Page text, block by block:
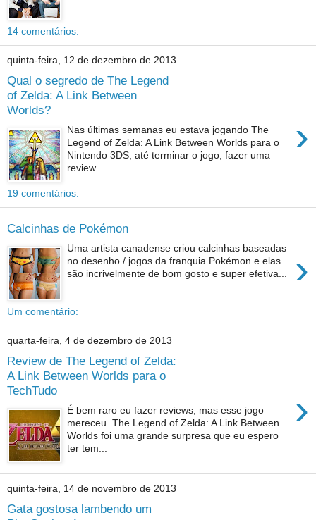
14 comentários:
quinta-feira, 12 de dezembro de 2013
Qual o segredo de The Legend
of Zelda: A Link Between
Worlds?
›
Nas últimas semanas eu estava jogando The
Legend of Zelda: A Link Between Worlds para o
Nintendo 3DS, até terminar o jogo, fazer uma
review ...
19 comentários:
Calcinhas de Pokémon
›
Uma artista canadense criou calcinhas baseadas
no desenho / jogos da franquia Pokémon e elas
são incrivelmente de bom gosto e super efetiva...
Um comentário:
quarta-feira, 4 de dezembro de 2013
Review de The Legend of Zelda:
A Link Between Worlds para o
TechTudo
›
É bem raro eu fazer reviews, mas esse jogo
mereceu. The Legend of Zelda: A Link Between
Worlds foi uma grande surpresa que eu espero
ter tem...
quinta-feira, 14 de novembro de 2013
Gata gostosa lambendo um